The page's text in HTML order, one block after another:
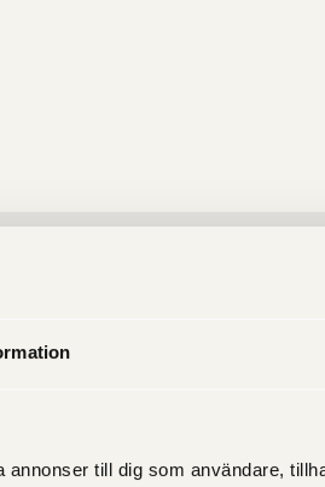
till dig som användare,